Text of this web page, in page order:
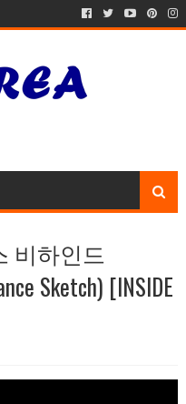
비하인드
Sketch) [INSIDE